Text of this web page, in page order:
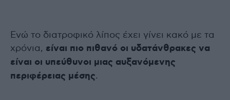
Ενώ το διατροφικό λίπος έχει γίνει κακό με τα
χρόνια, είναι πιο πιθανό οι υδατάνθρακες να
είναι οι υπεύθυνοι μιας αυξανόμενης
περιφέρειας μέσης.